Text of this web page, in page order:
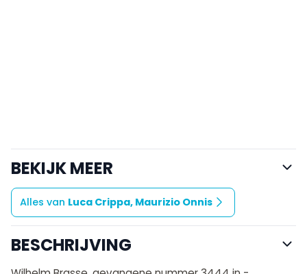
BEKIJK MEER
Alles van Luca Crippa, Maurizio Onnis
BESCHRIJVING